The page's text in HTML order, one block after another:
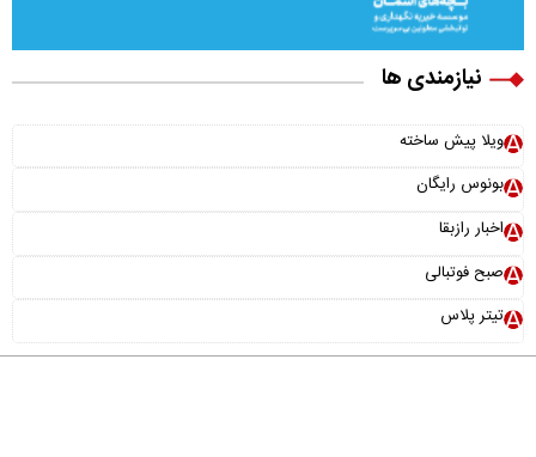
نیازمندی ها
ویلا پیش ساخته
بونوس رایگان
اخبار رازبقا
صبح فوتبالی
تیتر پلاس